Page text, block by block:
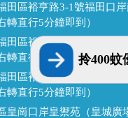
田區裕亨路3-1號福田口
直行5分鐘即到）
田區裕亨路3-1號福田口
轉直行5分鐘即到）
田區裕亨路3-1號福田口
直行5分鐘即到）
皇崗口岸皇禦苑（皇城廣
拎400蚊